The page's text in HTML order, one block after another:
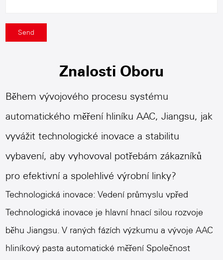
Znalosti Oboru
Během vývojového procesu systému
automatického měření hliníku AAC, Jiangsu, jak
vyvážit technologické inovace a stabilitu
vybavení, aby vyhovoval potřebám zákazníků
pro efektivní a spolehlivé výrobní linky?
Technologická inovace: Vedení průmyslu vpřed
Technologická inovace je hlavní hnací silou rozvoje
běhu Jiangsu. V raných fázích výzkumu a vývojeAAC
hliníkový pasta automatické měření Společnost